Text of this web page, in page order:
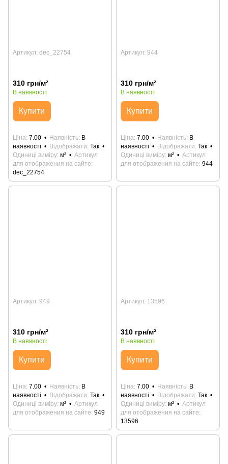
Артикул: dec_22754
310 грн/м²
В наявності
Купити
Ціна 7.00 Наявність В
наявності
Відображати Так
Одиниці виміру м²
Артикул
для отображения на сайте
dec_22754
Артикул: 944
310 грн/м²
В наявності
Купити
Ціна 7.00 Наявність В
наявності
Відображати Так
Одиниці виміру м²
Артикул
для отображения на сайте 944
Артикул: 949
310 грн/м²
В наявності
Купити
Ціна 7.00 Наявність В
наявності
Відображати Так
Одиниці виміру м²
Артикул
для отображения на сайте 949
Артикул: 13596
310 грн/м²
В наявності
Купити
Ціна 7.00 Наявність В
наявності
Відображати Так
Одиниці виміру м²
Артикул
для отображения на сайте
13596